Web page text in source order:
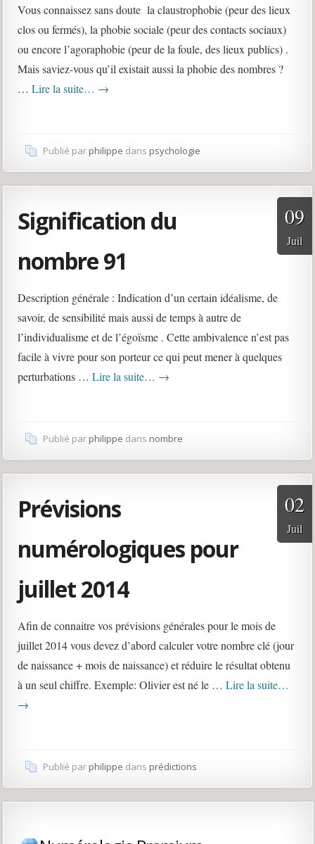
Vous connaissez sans doute la claustrophobie (peur des lieux
clos ou fermés), la phobie sociale (peur des contacts sociaux)
ou encore l’agoraphobie (peur de la foule, des lieux publics) .
Mais saviez-vous qu’il existait aussi la phobie des nombres ?
…Lire la suite… →
Publié parphilippe danspsychologie
Signification du
nombre 91
09
Juil
Description générale : Indication d’un certain idéalisme, de
savoir, de sensibilité mais aussi de temps à autre de
l’individualisme et de l’égoïsme . Cette ambivalence n’est pas
facile à vivre pour son porteur ce qui peut mener à quelques
perturbations …Lire la suite… →
Publié parphilippe dansnombre
Prévisions
numérologiques pour
juillet 2014
02
Juil
Afin de connaitre vos prévisions générales pour le mois de
juillet 2014 vous devez d’abord calculer votre nombre clé (jour
de naissance + mois de naissance) et réduire le résultat obtenu
à un seul chiffre. Exemple: Olivier est né le …Lire la suite…
→
Publié parphilippe dansprédictions